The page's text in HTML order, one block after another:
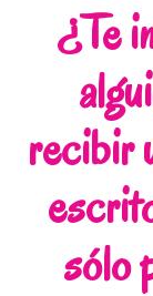
¿Te
recibir
sólo